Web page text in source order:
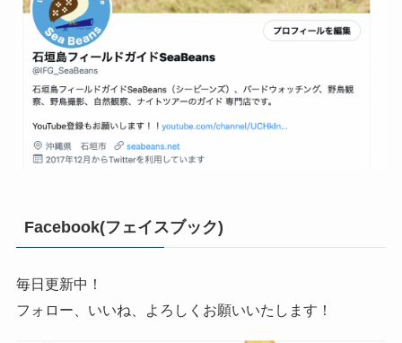
Facebook(フェイスブック)
毎日更新中！
フォロー、いいね、よろしくお願いいたします！